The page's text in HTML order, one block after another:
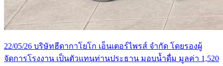
22/05/26 บริษัทฮีดากาโยโก เอ็นเตอร์ไพรส์ จำกัด โดยรองผู้
จัดการโรงงาน เป็นตัวแทนท่านประธาน มอบน้ำดื่ม มูลค่า 1,520